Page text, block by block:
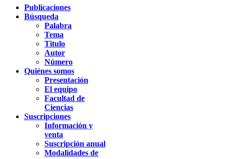
Publicaciones
Búsqueda
Palabra
Tema
Titulo
Autor
Número
Quiénes somos
Presentación
El equipo
Facultad de
Ciencias
Suscripciones
Información y
venta
Suscripción anual
Modalidades de